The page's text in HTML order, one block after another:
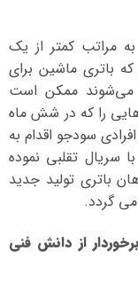
مراتب کمتر از یک
باتری ماشین برای
می‌شوند ممکن است
را که در شش ماه
سودجو اقدام به
سریال تقلبی نموده
باتری تولید جدید
گردد.
از دانش فنی